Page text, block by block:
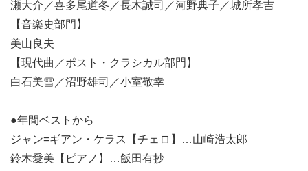
瀬大介／喜多尾道冬／長木誠司／河野典子／城所孝吉
【音楽史部門】
美山良夫
【現代曲／ポスト・クラシカル部門】
白石美雪／沼野雄司／小室敬幸
●年間ベストから
ジャン=ギアン・ケラス【チェロ】…山崎浩太郎
鈴木愛美【ピアノ】…飯田有抄